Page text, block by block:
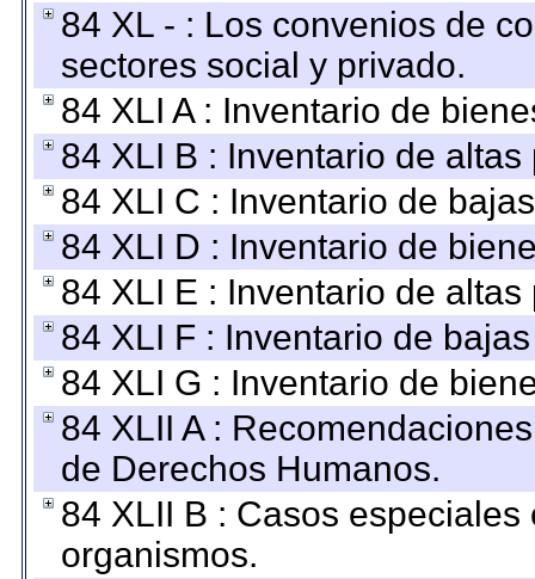
84 XL - : Los convenios de
sectores social y privado.
84 XLI A : Inventario de
84 XLI B : Inventario de
84 XLI C : Inventario de
84 XLI D : Inventario de
84 XLI E : Inventario de
84 XLI F : Inventario de
84 XLI G : Inventario de
84 XLII A :
de Derechos Humanos.
84 XLII B : Casos
organismos.